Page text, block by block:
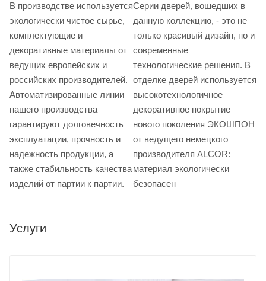
В производстве используется
экологически чистое сырье,
комплектующие и
декоративные материалы от
ведущих европейских и
российских производителей.
Автоматизированные линии
нашего производства
гарантируют долговечность
эксплуатации, прочность и
надежность продукции, а
также стабильность качества
изделий от партии к партии.
Серии дверей, вошедших в
данную коллекцию, - это не
только красивый дизайн, но и
современные
технологические решения. В
отделке дверей используется
высокотехнологичное
декоративное покрытие
нового поколения ЭКОШПОН
от ведущего немецкого
производителя ALCOR:
материал экологически
безопасен
Услуги